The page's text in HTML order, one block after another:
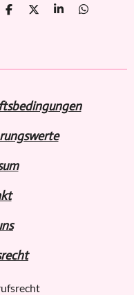
T
n
T
n
T
n
T
n
recht